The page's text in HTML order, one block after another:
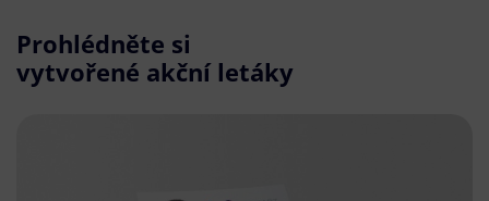
Prohlédněte si
vytvořené akční letáky